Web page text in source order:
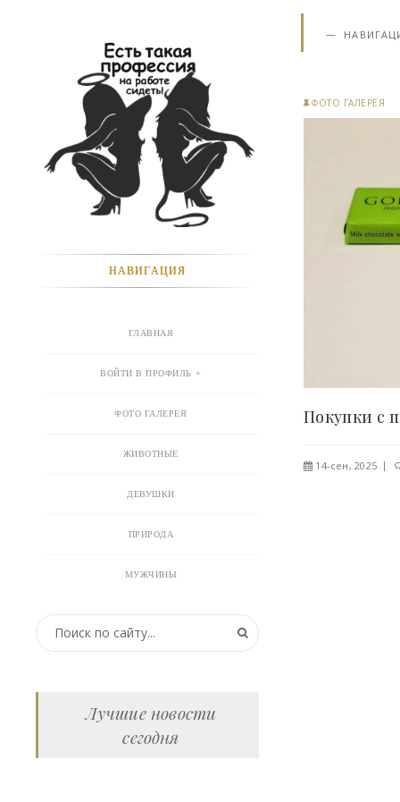
ФОТО ГАЛЕРЕЯ
14-сен, 2025
НАВИГАЦИЯ
ГЛАВНАЯ
ВОЙТИ В ПРОФИЛЬ
ФОТО ГАЛЕРЕЯ
ЖИВОТНЫЕ
ДЕВУШКИ
ПРИРОДА
МУЖЧИНЫ
ОТКРЫТКИ
Лучшие новости
сегодня